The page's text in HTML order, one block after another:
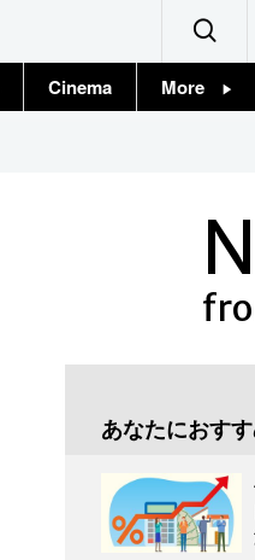
Cinema More
あなたにおす